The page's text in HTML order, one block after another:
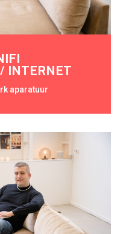
INTERNET
aparatuur